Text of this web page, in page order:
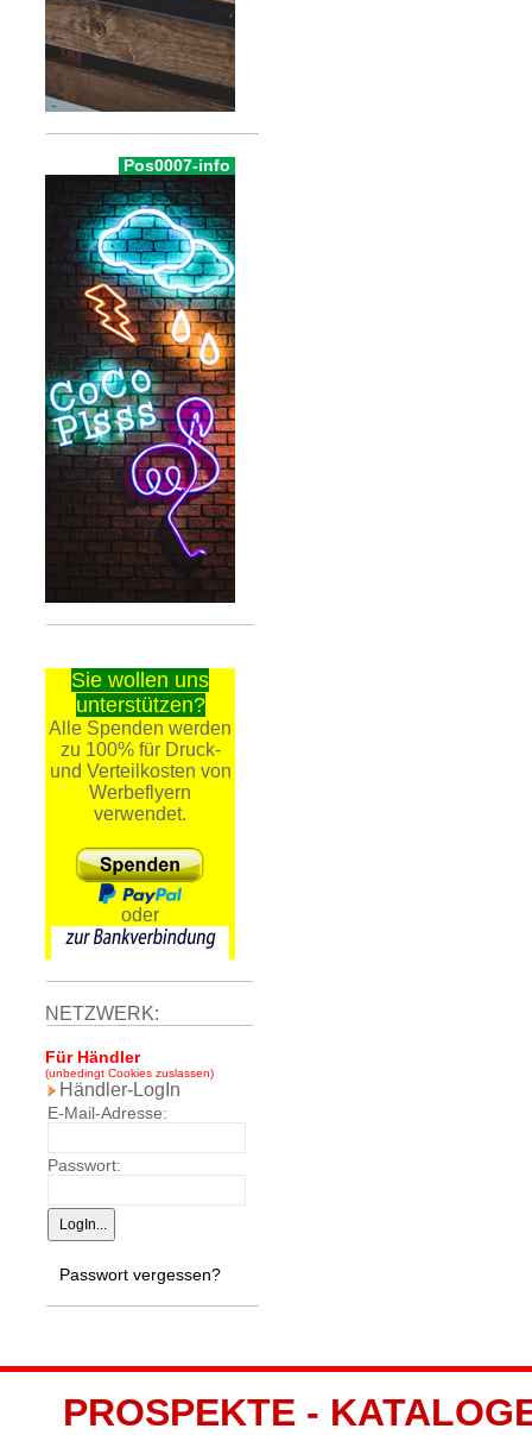
Pos0007-info
Sie wollen uns
unterstützen?
Alle Spenden werden
zu 100% für Druck-
und Verteilkosten von
Werbeflyern
verwendet.
oder
NETZWERK:
Für Händler
(unbedingt Cookies zuslassen)
Händler-LogIn
E-Mail-Adresse:
Passwort:
Passwort vergessen?
PROSPEKTE -